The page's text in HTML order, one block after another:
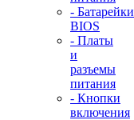
- Батарейки
BIOS
- Платы
и
разъемы
питания
- Кнопки
включения